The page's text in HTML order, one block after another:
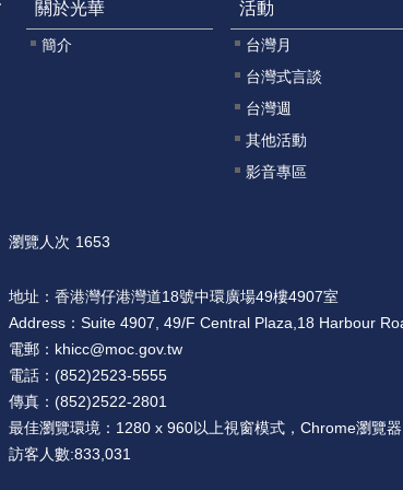
關於光華
簡介
活動
台灣月
台灣式言談
台灣週
其他活動
影音專區
瀏覽人次 1653
地址： 香港灣仔港灣道18號中環廣場49樓4907室
Address： Suite 4907, 49/F Central Plaza,18 Harbour
電郵： khicc@moc.gov.tw
電話： (852)2523-5555
傳真： (852)2522-2801
最佳瀏覽環境： 1280 x 960以上視窗模式，Chrome瀏覽器
訪客人數:833,031